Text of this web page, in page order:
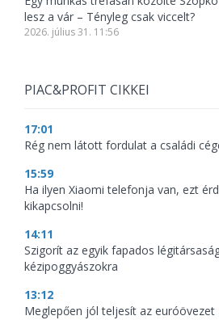
lesz a vár – Tényleg csak viccelt?
2026. július 31. 11:56
PIAC&PROFIT CIKKEI
17:01
Rég nem látott fordulat a családi
15:59
Ha ilyen Xiaomi telefonja van, ezt
kikapcsolni!
14:11
Szigorít az egyik fapados
kézipoggyászokra
13:12
Meglepően jól teljesít az euróövezet